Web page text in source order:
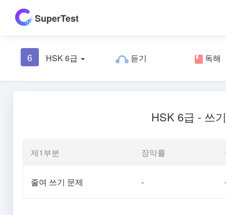
SuperTest
6 HSK 6급 듣기 독해
HSK 6급 - 쓰
제1부분 장악률
줄여 쓰기 문제 -